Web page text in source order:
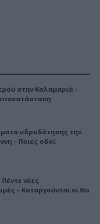
στην Καλαμαριά –
υδροδότησης την
– Ποιες οδοί
νέες
– Καταργούνται οι Νο